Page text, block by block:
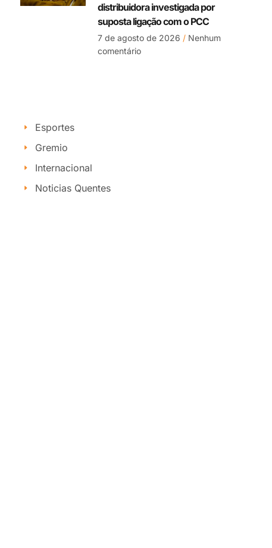
distribuidora investigada por
suposta ligação com o PCC
7 de agosto de 2026 Nenhum
comentário
Esportes
Gremio
Internacional
Noticias Quentes